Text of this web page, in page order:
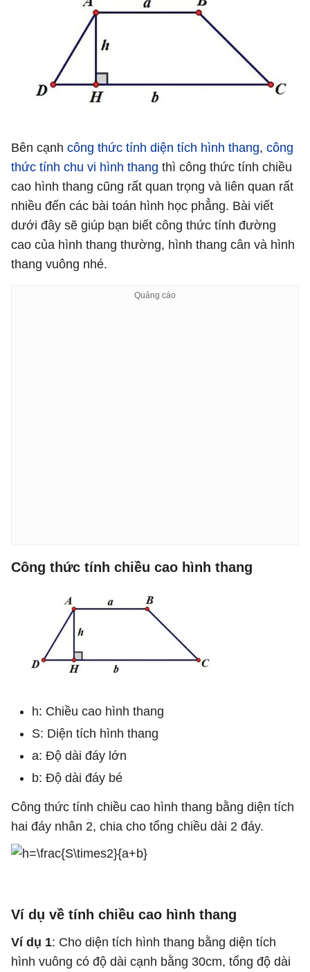
Bên cạnh công thức tính diện tích hình thang, công
thức tính chu vi hình thang thì công thức tính chiều
cao hình thang cũng rất quan trọng và liên quan rất
nhiều đến các bài toán hình học phẳng. Bài viết
dưới đây sẽ giúp bạn biết công thức tính đường
cao của hình thang thường, hình thang cân và hình
thang vuông nhé.
Công thức tính chiều cao hình thang
h: Chiều cao hình thang
S: Diện tích hình thang
a: Độ dài đáy lớn
b: Độ dài đáy bé
Công thức tính chiều cao hình thang bằng diện tích
hai đáy nhân 2, chia cho tổng chiều dài 2 đáy.
Ví dụ về tính chiều cao hình thang
Ví dụ 1: Cho diện tích hình thang bằng diện tích
hình vuông có độ dài cạnh bằng 30cm, tổng độ dài